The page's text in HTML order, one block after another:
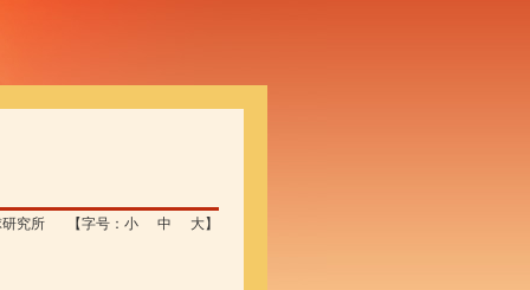
究所 【字号： 小 中 大】